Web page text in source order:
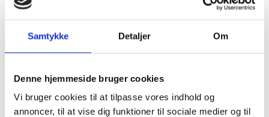
Samtykke Detaljer Om
Denne hjemmeside bruger cookies
Vi bruger cookies til at tilpasse vores indhold og
annoncer, til at vise dig funktioner til sociale medier og til
annonce
annonce